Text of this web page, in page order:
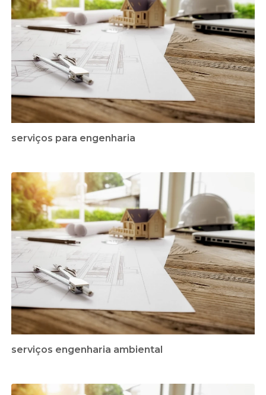
serviços para engenharia
serviços engenharia ambiental